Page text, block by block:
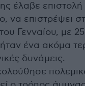
έλαβε
να επιστρέψει
Γενναίου, με
ένα ακόμα
δυνάμεις.